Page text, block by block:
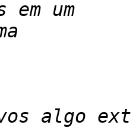
algo